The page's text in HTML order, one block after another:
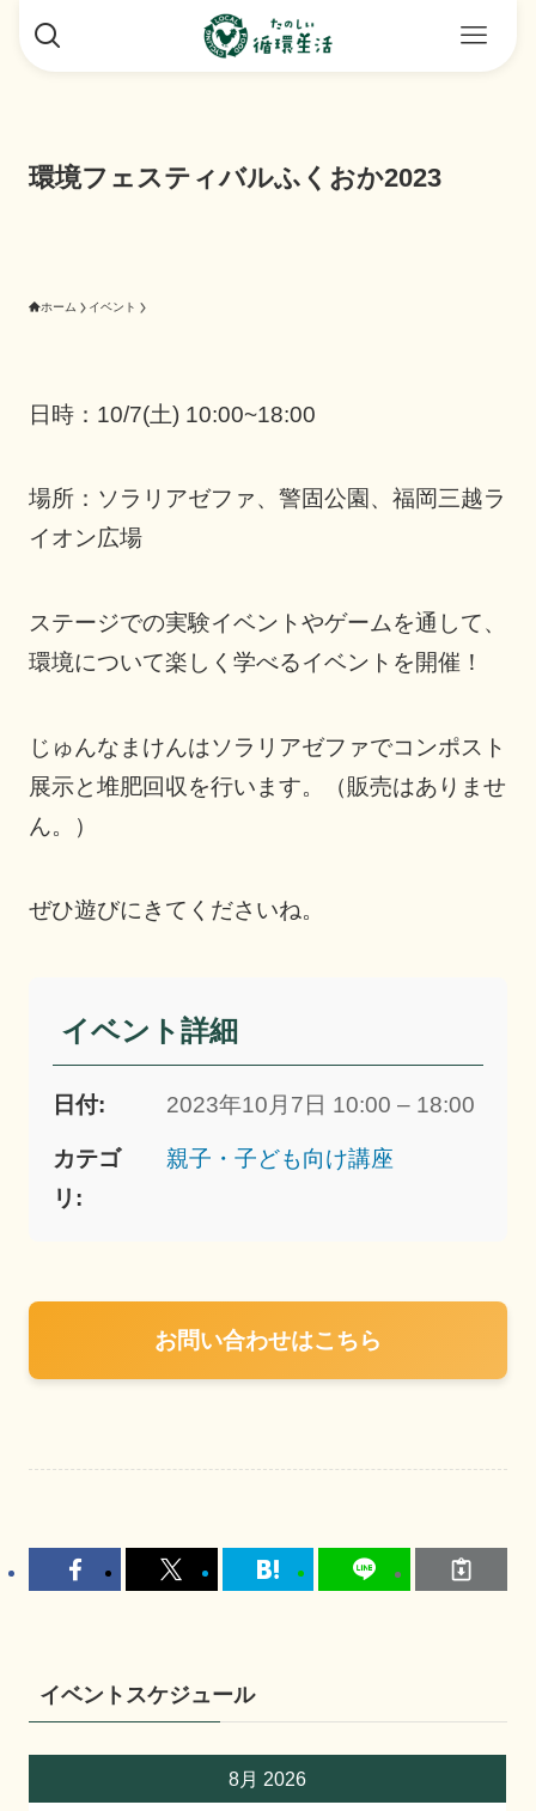
環境フェスティバルふくおか2023
ホーム イベント
日時：10/7(土) 10:00~18:00
場所：ソラリアゼファ、警固公園、福岡三越ラ
イオン広場
ステージでの実験イベントやゲームを通して、
環境について楽しく学べるイベントを開催！
じゅんなまけんはソラリアゼファでコンポスト
展示と堆肥回収を行います。（販売はありませ
ん。）
ぜひ遊びにきてくださいね。
イベント詳細
日付: 2023年10月7日 10:00 – 18:00
カテゴ
リ:
親子・子ども向け講座
お問い合わせはこちら
イベントスケジュール
8月 2026